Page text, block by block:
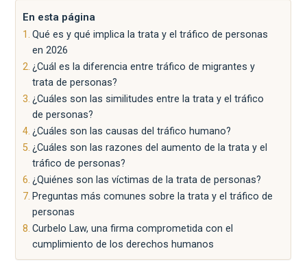
En esta página
Qué es y qué implica la trata y el tráfico de personas
en 2026
¿Cuál es la diferencia entre tráfico de migrantes y
trata de personas?
¿Cuáles son las similitudes entre la trata y el tráfico
de personas?
¿Cuáles son las causas del tráfico humano?
¿Cuáles son las razones del aumento de la trata y el
tráfico de personas?
¿Quiénes son las víctimas de la trata de personas?
Preguntas más comunes sobre la trata y el tráfico de
personas
Curbelo Law, una firma comprometida con el
cumplimiento de los derechos humanos